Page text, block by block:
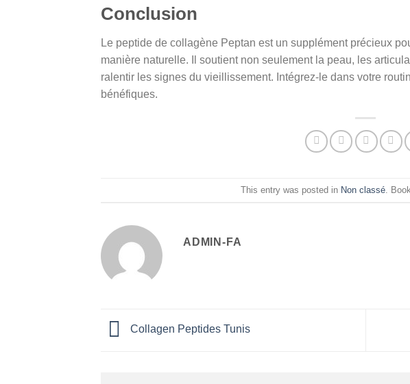
Conclusion
Le peptide de collagène Peptan est un supplément précieux
manière naturelle. Il soutient non seulement la peau, les
ralentir les signes du vieillissement. Intégrez-le dans votre
bénéfiques.
This entry was posted in Non classé .
ADMIN-FA
Collagen Peptides Tunis